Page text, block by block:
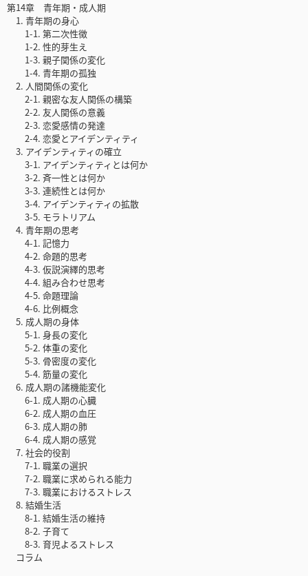
第14章 青年期・成人期
1. 青年期の身心
1-1. 第二次性徴
1-2. 性的芽生え
1-3. 親子関係の変化
1-4. 青年期の孤独
2. 人間関係の変化
2-1. 親密な友人関係の構築
2-2. 友人関係の意義
2-3. 恋愛感情の発達
2-4. 恋愛とアイデンティティ
3. アイデンティティの確立
3-1. アイデンティティとは何か
3-2. 斉一性とは何か
3-3. 連続性とは何か
3-4. アイデンティティの拡散
3-5. モラトリアム
4. 青年期の思考
4-1. 記憶力
4-2. 命題的思考
4-3. 仮説演繹的思考
4-4. 組み合わせ思考
4-5. 命題理論
4-6. 比例概念
5. 成人期の身体
5-1. 身長の変化
5-2. 体重の変化
5-3. 骨密度の変化
5-4. 筋量の変化
6. 成人期の諸機能変化
6-1. 成人期の心臓
6-2. 成人期の血圧
6-3. 成人期の肺
6-4. 成人期の感覚
7. 社会的役割
7-1. 職業の選択
7-2. 職業に求められる能力
7-3. 職業におけるストレス
8. 結婚生活
8-1. 結婚生活の維持
8-2. 子育て
8-3. 育児よるストレス
コラム